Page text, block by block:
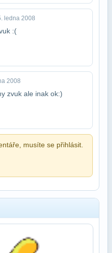
ledna 2008
:(
2008
zvuk ale inak ok:)
musíte se přihlásit.